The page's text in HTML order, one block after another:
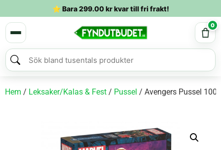
⭐ Bara299.00krkvar till fri frakt!
0
Hem / Leksaker/Kalas & Fest / Pussel / Avengers Pussel